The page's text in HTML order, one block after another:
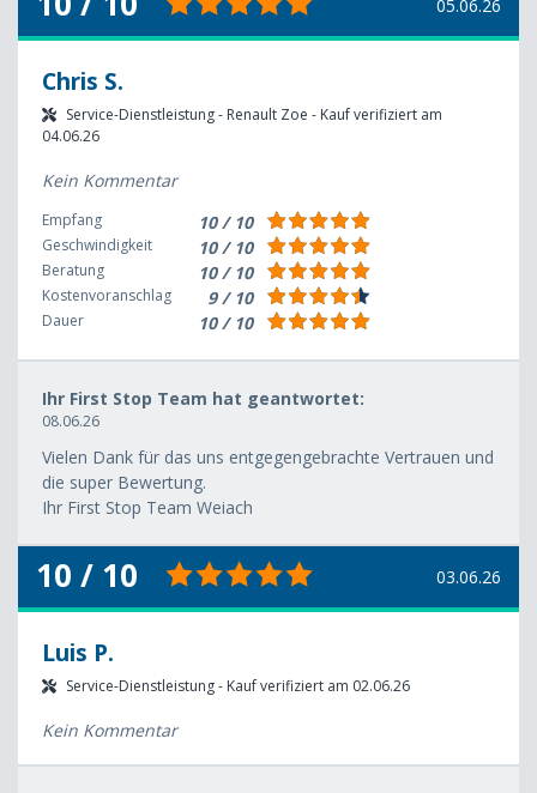
05.06.26
Chris S.
Service-Dienstleistung - Renault Zoe - Kauf verifiziert am
04.06.26
Kein Kommentar
Empfang 10 / 10
Geschwindigkeit 10 / 10
Beratung 10 / 10
Kostenvoranschlag 9 / 10
Dauer 10 / 10
Ihr First Stop Team hat geantwortet:
08.06.26
Vielen Dank für das uns entgegengebrachte Vertrauen und
die super Bewertung.
Ihr First Stop Team Weiach
10 / 10 03.06.26
Luis P.
Service-Dienstleistung - Kauf verifiziert am 02.06.26
Kein Kommentar